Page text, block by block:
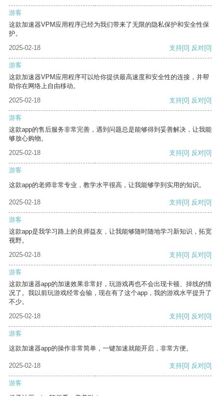
游客
这款加速器VPM应用程序已经为我们带来了无限的隐私保护和安全性保
护。
2025-02-18
支持[0] 反对[0]
游客
这款加速器VPM应用程序可以给你提供最高速度和安全性的连接，并帮
助你在网络上自由移动。
2025-02-18
支持[0] 反对[0]
游客
这款app的售后服务非常完善，遇到问题总是能够得到妥善解决，让我能
够放心购物。
2025-02-18
支持[0] 反对[0]
游客
这款app的老师非常专业，教学水平很高，让我能够学到实用的知识。
2025-02-18 支持[0] 反对[0]
游客
这款app是我学习路上的良师益友，让我能够随时随地学习新知识，拓宽
视野。
2025-02-18
支持[0] 反对[0]
游客
这款加速器app的加速效果非常好，玩游戏再也不会出现卡顿、掉线的情
况了。我以前玩游戏经常会输，现在有了这个app，我的游戏水平提升了
不少。
2025-02-18
支持[0] 反对[0]
游客
这款加速器app的操作非常简单，一键加速就能开启，非常方便。
2025-02-18 支持[0] 反对[0]
游客